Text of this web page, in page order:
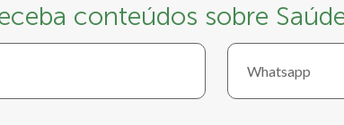
conteúdos sobre